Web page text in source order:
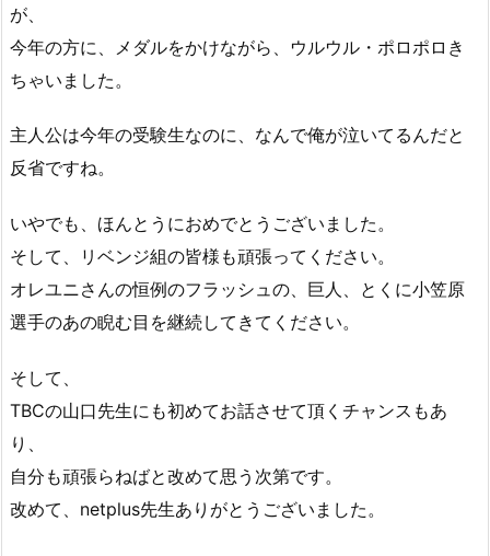
が、
今年の方に、メダルをかけながら、ウルウル・ポロポロき
ちゃいました。
主人公は今年の受験生なのに、なんで俺が泣いてるんだと
反省ですね。
いやでも、ほんとうにおめでとうございました。
そして、リベンジ組の皆様も頑張ってください。
オレユニさんの恒例のフラッシュの、巨人、とくに小笠原
選手のあの睨む目を継続してきてください。
そして、
TBCの山口先生にも初めてお話させて頂くチャンスもあ
り、
自分も頑張らねばと改めて思う次第です。
改めて、netplus先生ありがとうございました。